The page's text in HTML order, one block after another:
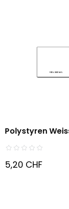
Polystyren
400...
5,20 CHF